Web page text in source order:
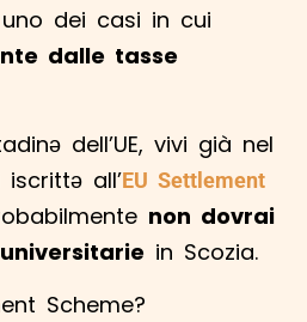
dei casi in cui
dalle tasse
dell’UE, vivi già nel
all’EU Settlement
non dovrai
in Scozia.
Scheme?